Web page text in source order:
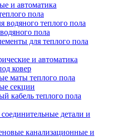
и автоматика
пола
водяного теплого пола
пола
для теплого пола
и автоматика
ковер
маты теплого пола
секции
кабель теплого пола
детали и
канализационные и